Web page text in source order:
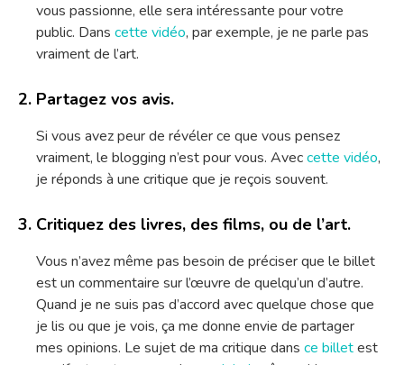
vous passionne, elle sera intéressante pour votre
public. Dans cette vidéo, par exemple, je ne parle pas
vraiment de l’art.
Partagez vos avis.
Si vous avez peur de révéler ce que vous pensez
vraiment, le blogging n’est pour vous. Aveccette vidéo,
je réponds à une critique que je reçois souvent.
Critiquez des livres, des films, ou de l’art.
Vous n’avez même pas besoin de préciser que le billet
est un commentaire sur l’œuvre de quelqu’un d’autre.
Quand je ne suis pas d’accord avec quelque chose que
je lis ou que je vois, ça me donne envie de partager
mes opinions. Le sujet de ma critique dans ce billetest